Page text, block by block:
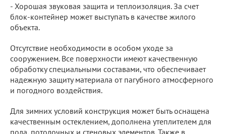
- Хорошая звуковая защита и теплоизоляция. За счет
блок-контейнер может выступать в качестве жилого
объекта.
Отсутствие необходимости в особом уходе за
сооружением. Все поверхности имеют качественную
обработку специальными составами, что обеспечивает
надежную защиту материала от пагубного атмосферного
и погодного воздействия.
Для зимних условий конструкция может быть оснащена
качественным остеклением, дополнена утеплителем для
пола, потолочных и стеновых элементов. Также в